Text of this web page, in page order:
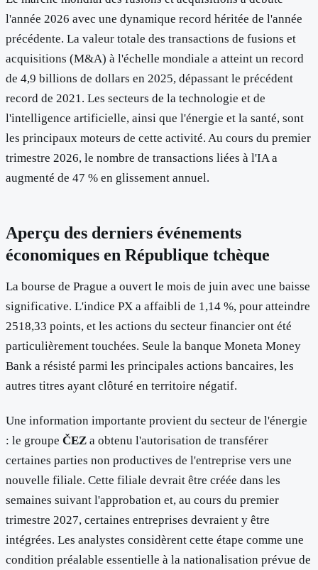
l'année 2026 avec une dynamique record héritée de l'année
précédente. La valeur totale des transactions de fusions et
acquisitions (M&A) à l'échelle mondiale a atteint un record
de 4,9 billions de dollars en 2025, dépassant le précédent
record de 2021. Les secteurs de la technologie et de
l'intelligence artificielle, ainsi que l'énergie et la santé, sont
les principaux moteurs de cette activité. Au cours du premier
trimestre 2026, le nombre de transactions liées à l'IA a
augmenté de 47 % en glissement annuel.
Aperçu des derniers événements
économiques en République tchèque
La bourse de Prague a ouvert le mois de juin avec une baisse
significative. L'indice PX a affaibli de 1,14 %, pour atteindre
2518,33 points, et les actions du secteur financier ont été
particulièrement touchées. Seule la banque Moneta Money
Bank a résisté parmi les principales actions bancaires, les
autres titres ayant clôturé en territoire négatif.
Une information importante provient du secteur de l'énergie
: le groupe ČEZ a obtenu l'autorisation de transférer
certaines parties non productives de l'entreprise vers une
nouvelle filiale. Cette filiale devrait être créée dans les
semaines suivant l'approbation et, au cours du premier
trimestre 2027, certaines entreprises devraient y être
intégrées. Les analystes considèrent cette étape comme une
condition préalable essentielle à la nationalisation prévue de